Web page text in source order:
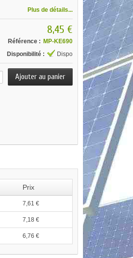
Plus de détails...
8,45 €
Référence : MP-KE690
Disponibilité :
Dispo
Prix
7,61 €
7,18 €
6,76 €